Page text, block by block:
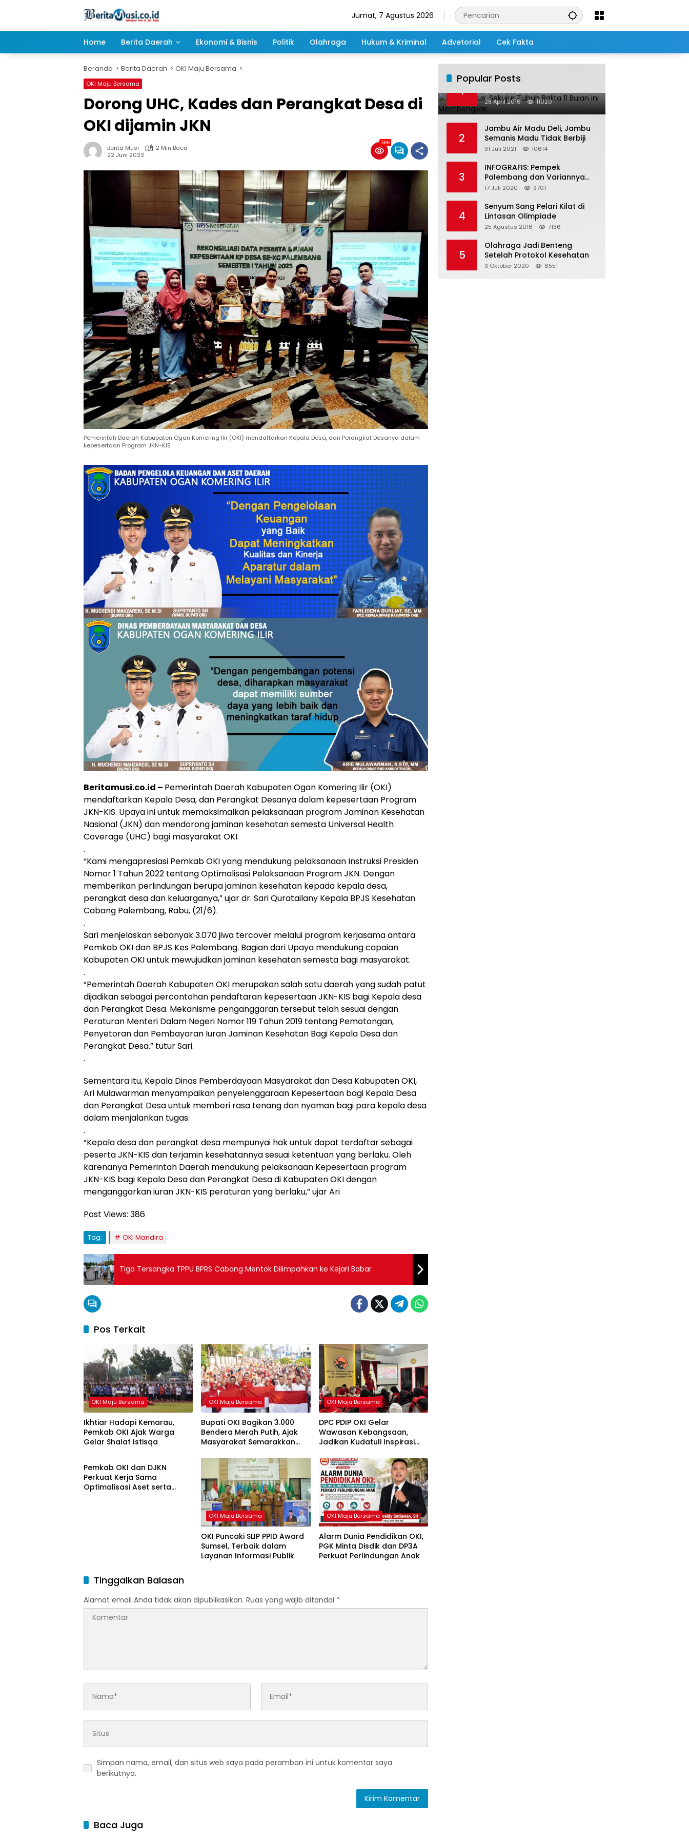
Jumat, 7 Agustus 2026
Home Berita Daerah Ekonomi & Bisnis Politik Olahraga Hukum & Kriminal Advetorial Cek Fakta
Beranda Berita Daerah OKI Maju Bersama
OKI Maju Bersama
Dorong UHC, Kades dan Perangkat Desa di
OKI dijamin JKN
Berita Musi
2 Min Baca
22 Juni 2023
386
Pemerintah Daerah Kabupaten Ogan Komering Ilir (OKI) mendaftarkan Kepala Desa, dan Perangkat Desanya dalam
kepesertaan Program JKN-KIS
Beritamusi.co.id – Pemerintah Daerah Kabupaten Ogan Komering Ilir (OKI)
mendaftarkan Kepala Desa, dan Perangkat Desanya dalam kepesertaan Program
JKN-KIS. Upaya ini untuk memaksimalkan pelaksanaan program Jaminan Kesehatan
Nasional (JKN) dan mendorong jaminan kesehatan semesta Universal Health
Coverage (UHC) bagi masyarakat OKI.
.
“Kami mengapresiasi Pemkab OKI yang mendukung pelaksanaan Instruksi Presiden
Nomor 1 Tahun 2022 tentang Optimalisasi Pelaksanaan Program JKN. Dengan
memberikan perlindungan berupa jaminan kesehatan kepada kepala desa,
perangkat desa dan keluarganya,” ujar dr. Sari Quratailany Kepala BPJS Kesehatan
Cabang Palembang, Rabu, (21/6).
.
Sari menjelaskan sebanyak 3.070 jiwa tercover melalui program kerjasama antara
Pemkab OKI dan BPJS Kes Palembang. Bagian dari Upaya mendukung capaian
Kabupaten OKI untuk mewujudkan jaminan kesehatan semesta bagi masyarakat.
.
“Pemerintah Daerah Kabupaten OKI merupakan salah satu daerah yang sudah patut
dijadikan sebagai percontohan pendaftaran kepesertaan JKN-KIS bagi Kepala desa
dan Perangkat Desa. Mekanisme penganggaran tersebut telah sesuai dengan
Peraturan Menteri Dalam Negeri Nomor 119 Tahun 2019 tentang Pemotongan,
Penyetoran dan Pembayaran Iuran Jaminan Kesehatan Bagi Kepala Desa dan
Perangkat Desa.” tutur Sari.
.
Sementara itu, Kepala Dinas Pemberdayaan Masyarakat dan Desa Kabupaten OKI,
Ari Mulawarman menyampaikan penyelenggaraan Kepesertaan bagi Kepala Desa
dan Perangkat Desa untuk memberi rasa tenang dan nyaman bagi para kepala desa
dalam menjalankan tugas.
.
“Kepala desa dan perangkat desa mempunyai hak untuk dapat terdaftar sebagai
peserta JKN-KIS dan terjamin kesehatannya sesuai ketentuan yang berlaku. Oleh
karenanya Pemerintah Daerah mendukung pelaksanaan Kepesertaan program
JKN-KIS bagi Kepala Desa dan Perangkat Desa di Kabupaten OKI dengan
menganggarkan iuran JKN-KIS peraturan yang berlaku,” ujar Ari
Post Views: 386
Tag: OKI Mandira
Tiga Tersangka TPPU BPRS Cabang Mentok Dilimpahkan ke Kejari Babar
Pos Terkait
OKI Maju Bersama
Ikhtiar Hadapi Kemarau,
Pemkab OKI Ajak Warga
Gelar Shalat Istisqa
OKI Maju Bersama
Bupati OKI Bagikan 3.000
Bendera Merah Putih, Ajak
Masyarakat Semarakkan
OKI Maju Bersama
DPC PDIP OKI Gelar
Wawasan Kebangsaan,
Jadikan Kudatuli Inspirasi
OKI Maju Bersama
Pemkab OKI dan DJKN
Perkuat Kerja Sama
Optimalisasi Aset serta
OKI Maju Bersama
OKI Puncaki SLIP PPID Award
Sumsel, Terbaik dalam
Layanan Informasi Publik
OKI Maju Bersama
Alarm Dunia Pendidikan OKI,
PGK Minta Disdik dan DP3A
Perkuat Perlindungan Anak
Tinggalkan Balasan
Alamat email Anda tidak akan dipublikasikan. Ruas yang wajib ditandai *
Simpan nama, email, dan situs web saya pada peramban ini untuk komentar saya
berikutnya.
Baca Juga
Popular Posts
1
Salah Infus, Sekujur Tubuh
Balita 11 Bulan ini
Membengkak
28 April 2016 11020
2
Jambu Air Madu Deli, Jambu
Semanis Madu Tidak Berbiji
31 Juli 2021 10614
3
INFOGRAFIS: Pempek
Palembang dan Variannya
yang Melegenda
17 Juli 2020 9701
4
Senyum Sang Pelari Kilat di
Lintasan Olimpiade
25 Agustus 2016 7136
5
Olahraga Jadi Benteng
Setelah Protokol Kesehatan
3 Oktober 2020 6551